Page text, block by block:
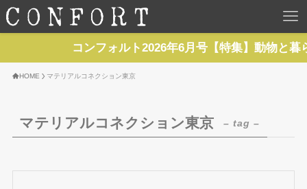
HOME
BACKNUMBER
コンフォルト2026年6月号【特集】動物と
HOME マテリアルコネクション東京
マテリアルコネクション東京 – tag –